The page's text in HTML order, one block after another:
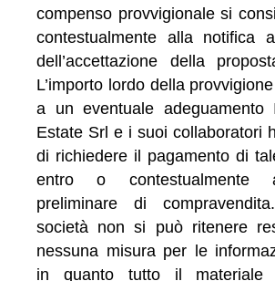
compenso provvigionale si
contestualmente alla notifica
dell’accettazione della
L’importo lordo della
a un eventuale adeguamento
Estate Srl e i suoi collaboratori
di richiedere il pagamento di
entro o contestualmente
preliminare di
società non si può ritenere
nessuna misura per le
in quanto tutto il